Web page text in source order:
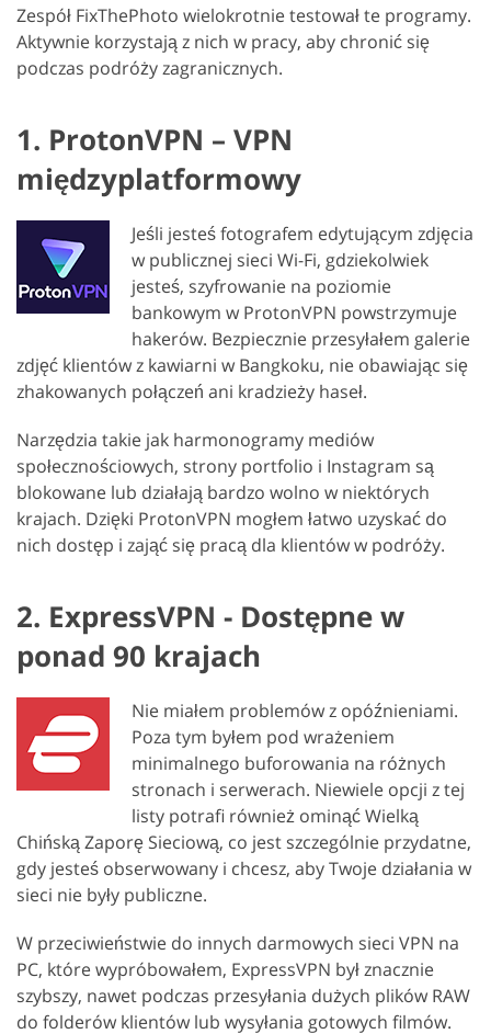
Zespół FixThePhoto wielokrotnie testował te programy.
Aktywnie korzystają z nich w pracy, aby chronić się
podczas podróży zagranicznych.
1. ProtonVPN – VPN
międzyplatformowy
Jeśli jesteś fotografem edytującym zdjęcia
w publicznej sieci Wi-Fi, gdziekolwiek
jesteś, szyfrowanie na poziomie
bankowym w ProtonVPN powstrzymuje
hakerów. Bezpiecznie przesyłałem galerie
zdjęć klientów z kawiarni w Bangkoku, nie obawiając się
zhakowanych połączeń ani kradzieży haseł.
Narzędzia takie jak harmonogramy mediów
społecznościowych, strony portfolio i Instagram są
blokowane lub działają bardzo wolno w niektórych
krajach. Dzięki ProtonVPN mogłem łatwo uzyskać do
nich dostęp i zająć się pracą dla klientów w podróży.
2. ExpressVPN - Dostępne w
ponad 90 krajach
Nie miałem problemów z opóźnieniami.
Poza tym byłem pod wrażeniem
minimalnego buforowania na różnych
stronach i serwerach. Niewiele opcji z tej
listy potrafi również ominąć Wielką
Chińską Zaporę Sieciową, co jest szczególnie przydatne,
gdy jesteś obserwowany i chcesz, aby Twoje działania w
sieci nie były publiczne.
W przeciwieństwie do innych darmowych sieci VPN na
PC, które wypróbowałem, ExpressVPN był znacznie
szybszy, nawet podczas przesyłania dużych plików RAW
do folderów klientów lub wysyłania gotowych filmów.